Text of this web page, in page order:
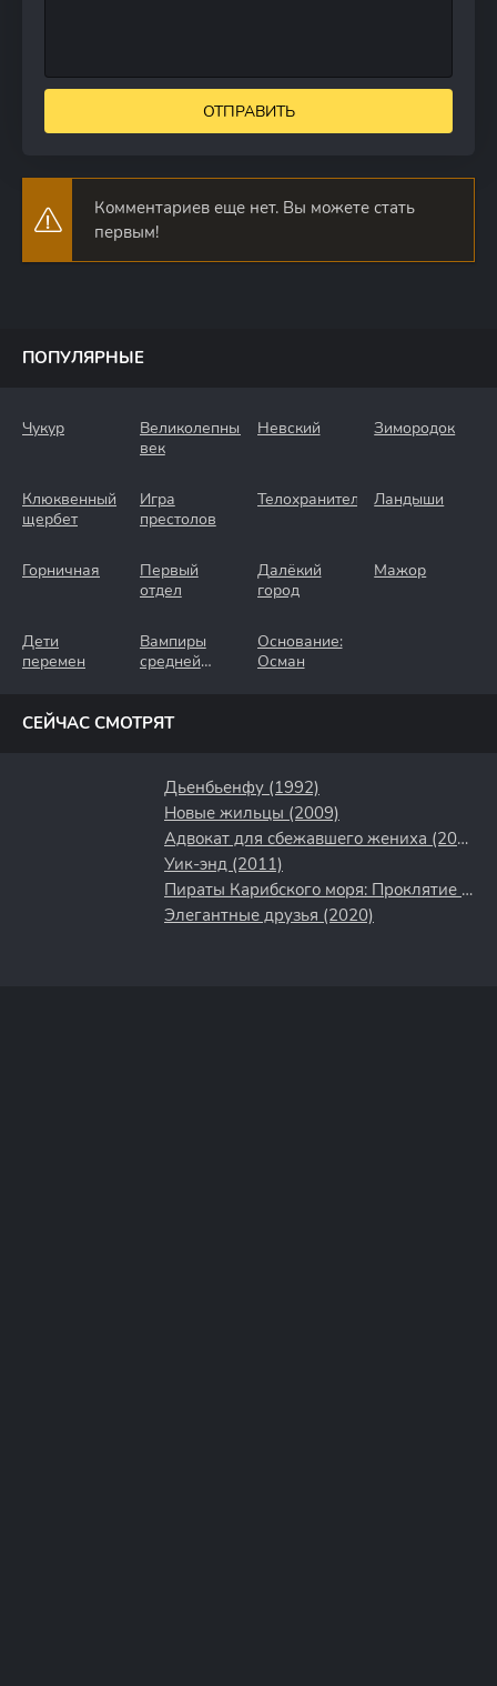
ОТПРАВИТЬ
Комментариев еще нет. Вы можете стать
первым!
ПОПУЛЯРНЫЕ
Чукур
Великолепный
век
Невский Зимородок
Клюквенный
щербет
Игра
престолов
Телохранители Ландыши
Горничная
Первый
отдел
Далёкий
город
Мажор
Дети
перемен
Вампиры
средней
Основание:
Осман
СЕЙЧАС СМОТРЯТ
Дьенбьенфу (1992)
Новые жильцы (2009)
Адвокат для сбежавшего жениха (2024)
Уик-энд (2011)
Пираты Карибского моря: Проклятие Черной жемчужины (2003)
Элегантные друзья (2020)